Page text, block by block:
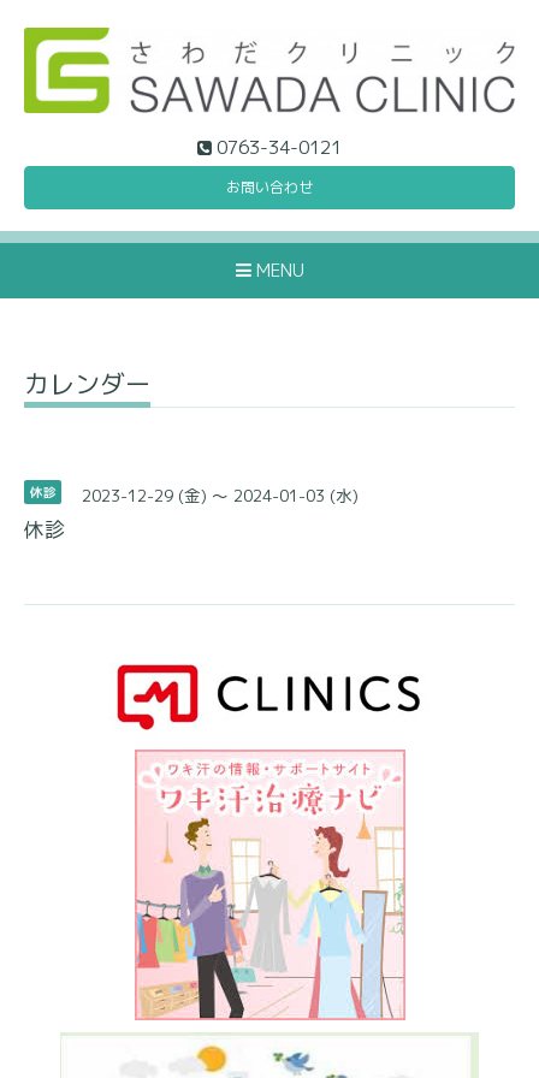
0763-34-0121
お問い合わせ
MENU
カレンダー
休診 2023-12-29 (金) ～ 2024-01-03 (水)
休診